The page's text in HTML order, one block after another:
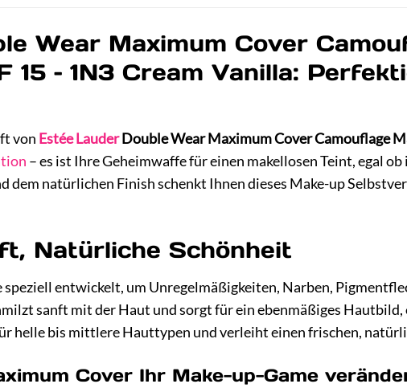
Wear Maximum Cover
15 – 1N3 Cream Vanilla:
von Estée LauderDouble Wear Maximum Cover Camouflage
– es ist Ihre Geheimwaffe für einen makellosen Teint, egal
dem natürlichen Finish schenkt Ihnen dieses Make-up
Natürliche Schönheit
entwickelt, um Unregelmäßigkeiten, Narben,
sanft mit der Haut und sorgt für ein ebenmäßiges
helle bis mittlere Hauttypen und verleiht einen frischen,
Cover Ihr Make-up-Game